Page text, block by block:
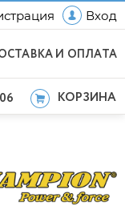
Вход
И ОПЛАТА
КОРЗИНА